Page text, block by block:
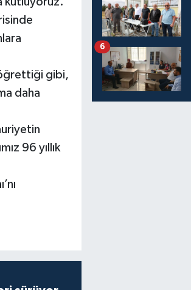
gibi,
daha
96 yıllık
6